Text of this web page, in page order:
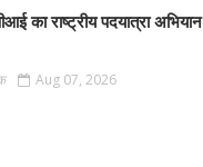
का राष्ट्रीय पदयात्रा अभियान
Aug 07, 2026